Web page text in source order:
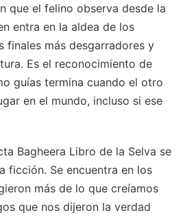
que el felino observa desde la
entra en la aldea de los
finales más desgarradores y
Es el reconocimiento de
guías termina cuando el otro
en el mundo, incluso si ese
Bagheera Libro de la Selva se
ficción. Se encuentra en los
más de lo que creíamos
que nos dijeron la verdad